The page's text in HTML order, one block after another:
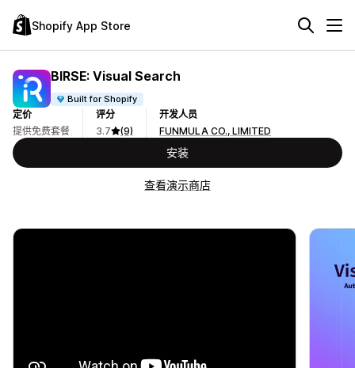
Shopify App Store
BIRSE: Visual Search
Built for Shopify
定价
提供免费套餐
评分
3.7
(9)
开发人员
FUNMULA CO., LIMITED
安装
查看演示商店